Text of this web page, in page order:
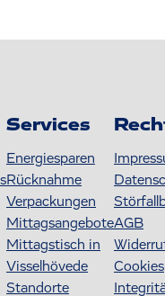
Services
Energiesparen
Rücknahme
Verpackungen
Mittagsangebote
Mittagstisch in
Visselhövede
Standorte
AGB
Cookies